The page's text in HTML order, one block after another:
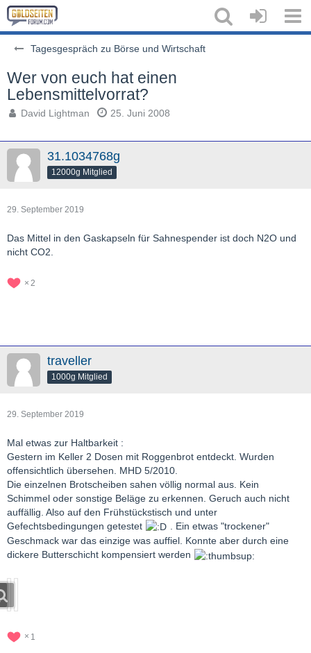
Tagesgespräch zu Börse und Wirtschaft
Wer von euch hat einen
Lebensmittelvorrat?
David Lightman 25. Juni 2008
31.1034768g
12000g Mitglied
29. September 2019
Das Mittel in den Gaskapseln für Sahnespender ist doch N2O und
nicht CO2.
2
traveller
1000g Mitglied
29. September 2019
Mal etwas zur Haltbarkeit :
Gestern im Keller 2 Dosen mit Roggenbrot entdeckt. Wurden
offensichtlich übersehen. MHD 5/2010.
Die einzelnen Brotscheiben sahen völlig normal aus. Kein
Schimmel oder sonstige Beläge zu erkennen. Geruch auch nicht
auffällig. Also auf den Frühstückstisch und unter
Gefechtsbedingungen getestet
. Ein etwas "trockener"
Geschmack war das einzige was auffiel. Konnte aber durch eine
dickere Butterschicht kompensiert werden
1